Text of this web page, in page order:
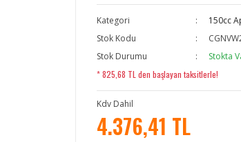
Kategori
150cc
Stok Kodu
Stok Durumu
Stokta
* 825,68 TL den başlayan taksitlerle!
Kdv Dahil
4.376,41 TL